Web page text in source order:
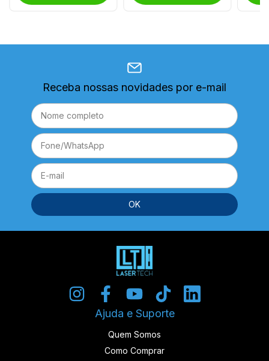
Receba nossas novidades por e-mail
Ajuda e Suporte
Quem Somos
Como Comprar